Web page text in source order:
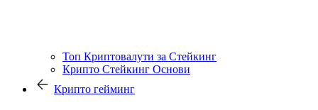
Топ Криптовалути за Стейкинг
Крипто Стейкинг Основи
Крипто гейминг